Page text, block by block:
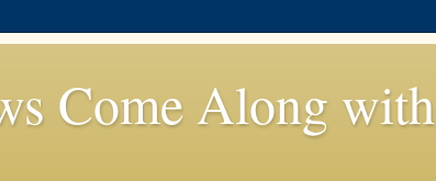
Come Along